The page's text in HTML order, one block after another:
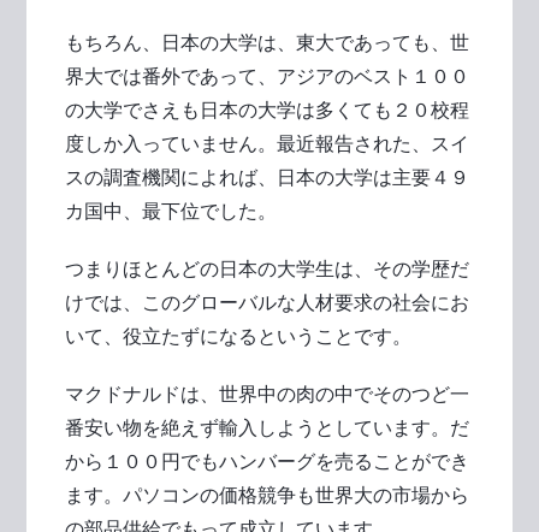
もちろん、日本の大学は、東大であっても、世
界大では番外であって、アジアのベスト１００
の大学でさえも日本の大学は多くても２０校程
度しか入っていません。最近報告された、スイ
スの調査機関によれば、日本の大学は主要４９
カ国中、最下位でした。
つまりほとんどの日本の大学生は、その学歴だ
けでは、このグローバルな人材要求の社会にお
いて、役立たずになるということです。
マクドナルドは、世界中の肉の中でそのつど一
番安い物を絶えず輸入しようとしています。だ
から１００円でもハンバーグを売ることができ
ます。パソコンの価格競争も世界大の市場から